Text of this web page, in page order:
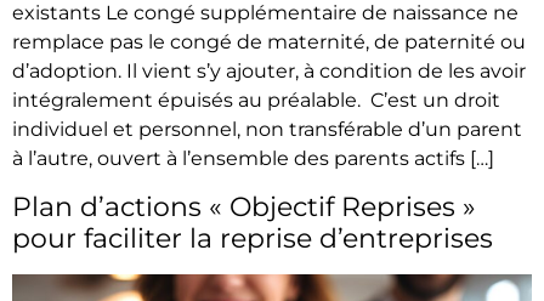
existants Le congé supplémentaire de naissance ne
remplace pas le congé de maternité, de paternité ou
d’adoption. Il vient s’y ajouter, à condition de les avoir
intégralement épuisés au préalable. C’est un droit
individuel et personnel, non transférable d’un parent
à l’autre, ouvert à l’ensemble des parents actifs […]
Plan d’actions « Objectif Reprises »
pour faciliter la reprise d’entreprises